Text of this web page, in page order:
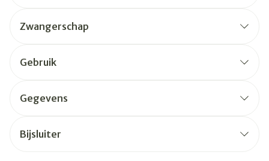
Zwangerschap
Gebruik
Gegevens
Bijsluiter